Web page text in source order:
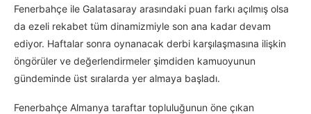
Fenerbahçe ile Galatasaray arasındaki puan farkı açılmış olsa
da ezeli rekabet tüm dinamizmiyle son ana kadar devam
ediyor. Haftalar sonra oynanacak derbi karşılaşmasına ilişkin
öngörüler ve değerlendirmeler şimdiden kamuoyunun
gündeminde üst sıralarda yer almaya başladı.
Fenerbahçe Almanya taraftar topluluğunun öne çıkan